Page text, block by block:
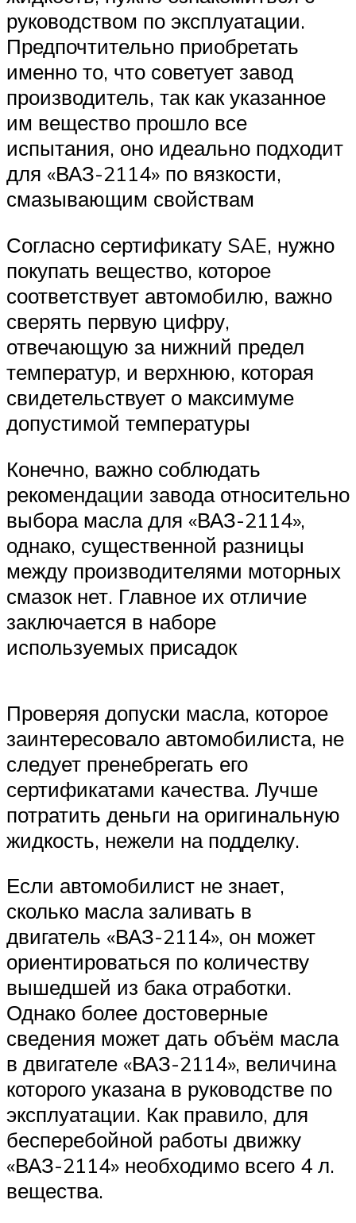
руководством по эксплуатации.
Предпочтительно приобретать
именно то, что советует завод
производитель, так как указанное
им вещество прошло все
испытания, оно идеально подходит
для «ВАЗ-2114» по вязкости,
смазывающим свойствам
Согласно сертификату SAE, нужно
покупать вещество, которое
соответствует автомобилю, важно
сверять первую цифру,
отвечающую за нижний предел
температур, и верхнюю, которая
свидетельствует о максимуме
допустимой температуры
Конечно, важно соблюдать
рекомендации завода относительно
выбора масла для «ВАЗ-2114»,
однако, существенной разницы
между производителями моторных
смазок нет. Главное их отличие
заключается в наборе
используемых присадок
Проверяя допуски масла, которое
заинтересовало автомобилиста, не
следует пренебрегать его
сертификатами качества. Лучше
потратить деньги на оригинальную
жидкость, нежели на подделку.
Если автомобилист не знает,
сколько масла заливать в
двигатель «ВАЗ-2114», он может
ориентироваться по количеству
вышедшей из бака отработки.
Однако более достоверные
сведения может дать объём масла
в двигателе «ВАЗ-2114», величина
которого указана в руководстве по
эксплуатации. Как правило, для
бесперебойной работы движку
«ВАЗ-2114» необходимо всего 4 л.
вещества.